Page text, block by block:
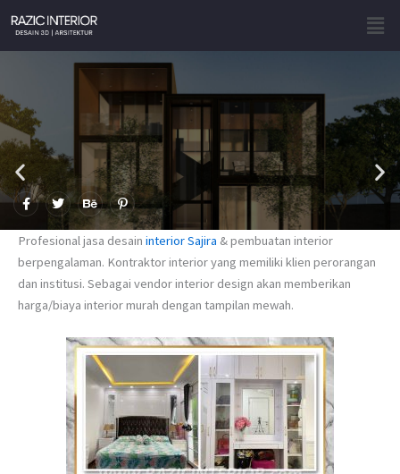
content
F
a
e
b
o
k
f
T
w
t
t
e
r
B
e
h
a
n
c
P
i
n
t
e
r
s
-
Profesional jasa desain interior Sajira & pembuatan interior
berpengalaman. Kontraktor interior yang memiliki klien perorangan
dan institusi. Sebagai vendor interior design akan memberikan
harga/biaya interior murah dengan tampilan mewah.